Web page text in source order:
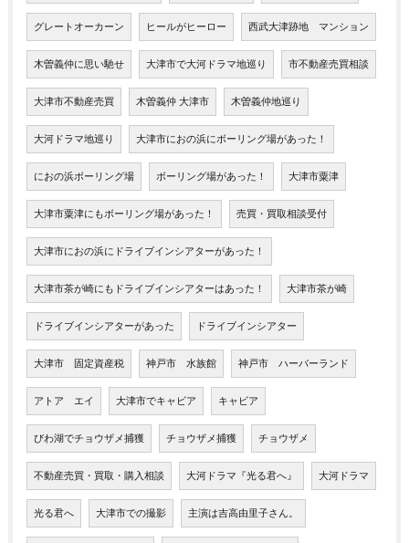
グレートオーカーン ヒールがヒーロー 西武大津跡地 マンション
木曽義仲に思い馳せ 大津市で大河ドラマ地巡り 市不動産売買相談
大津市不動産売買 木曽義仲 大津市 木曽義仲地巡り
大河ドラマ地巡り 大津市におの浜にボーリング場があった！
におの浜ボーリング場 ボーリング場があった！ 大津市粟津
大津市粟津にもボーリング場があった！ 売買・買取相談受付
大津市におの浜にドライブインシアターがあった！
大津市茶が崎にもドライブインシアターはあった！ 大津市茶が崎
ドライブインシアターがあった ドライブインシアター
大津市 固定資産税 神戸市 水族館 神戸市 ハーバーランド
アトア エイ 大津市でキャビア キャビア
びわ湖でチョウザメ捕獲 チョウザメ捕獲 チョウザメ
不動産売買・買取・購入相談 大河ドラマ『光る君へ』 大河ドラマ
光る君へ 大津市での撮影 主演は吉高由里子さん。